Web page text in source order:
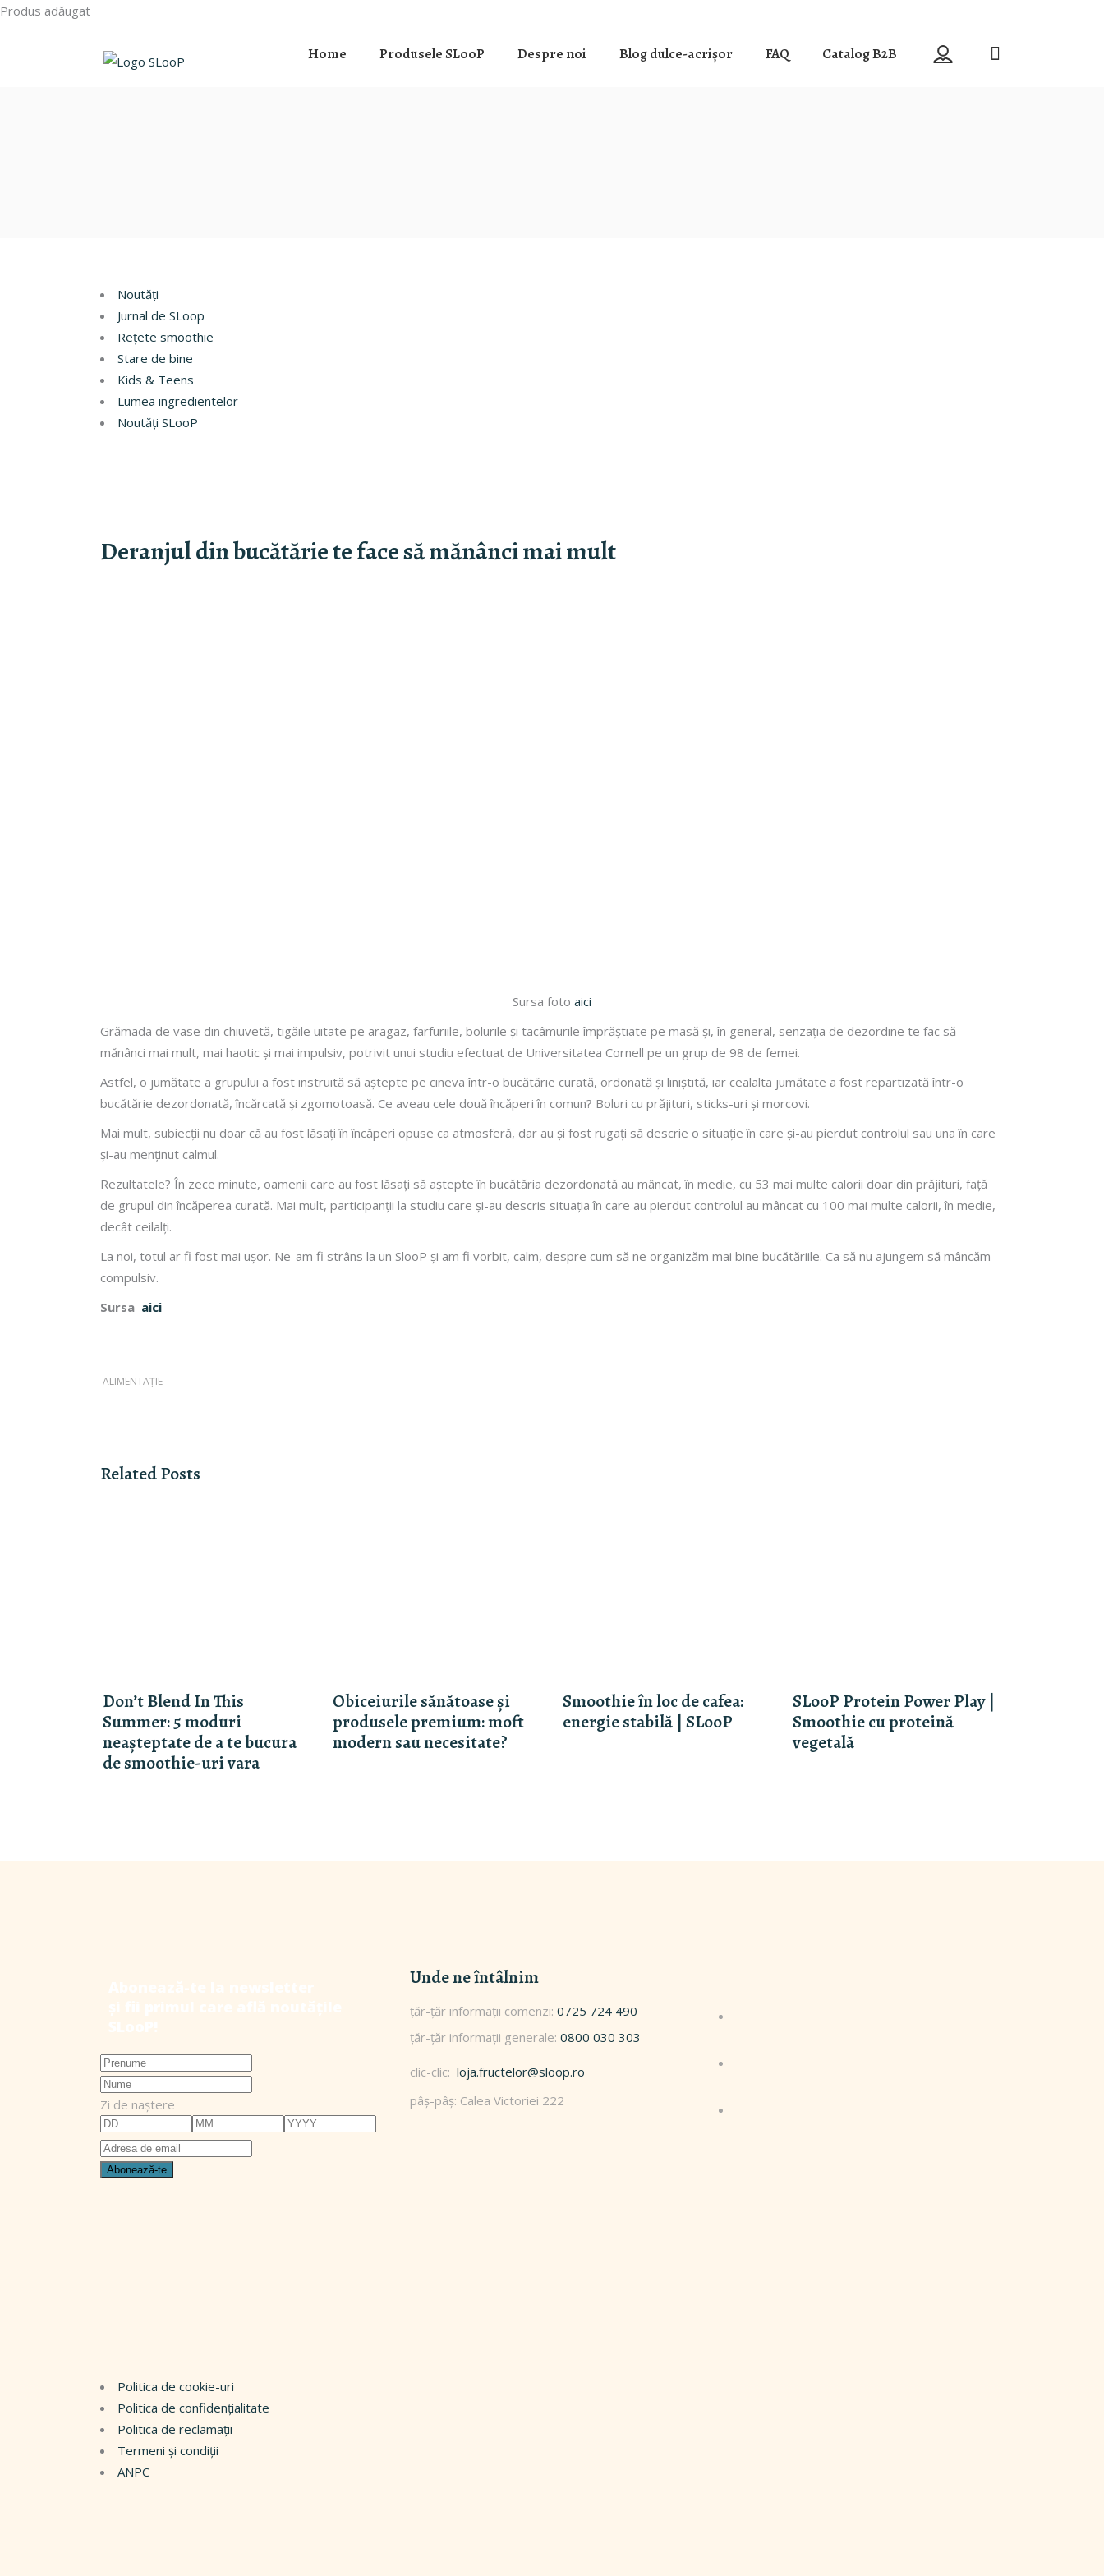
Produs adăugat
Home Produsele SLooP Despre noi Blog dulce-acrișor FAQ Catalog B2B
Noutăți
Jurnal de SLoop
Rețete smoothie
Stare de bine
Kids & Teens
Lumea ingredientelor
Noutăți SLooP
Deranjul din bucătărie te face să mănânci mai mult
Sursa foto aici
Grămada de vase din chiuvetă, tigăile uitate pe aragaz, farfuriile, bolurile și tacâmurile împrăștiate pe masă și, în general, senzația de dezordine te fac să
mănânci mai mult, mai haotic și mai impulsiv, potrivit unui studiu efectuat de Universitatea Cornell pe un grup de 98 de femei.
Astfel, o jumătate a grupului a fost instruită să aștepte pe cineva într-o bucătărie curată, ordonată și liniștită, iar cealalta jumătate a fost repartizată într-o
bucătărie dezordonată, încărcată și zgomotoasă. Ce aveau cele două încăperi în comun? Boluri cu prăjituri, sticks-uri și morcovi.
Mai mult, subiecții nu doar că au fost lăsați în încăperi opuse ca atmosferă, dar au și fost rugați să descrie o situație în care și-au pierdut controlul sau una în care
și-au menținut calmul.
Rezultatele? În zece minute, oamenii care au fost lăsați să aștepte în bucătăria dezordonată au mâncat, în medie, cu 53 mai multe calorii doar din prăjituri, față
de grupul din încăperea curată. Mai mult, participanții la studiu care și-au descris situația în care au pierdut controlul au mâncat cu 100 mai multe calorii, în medie,
decât ceilalți.
La noi, totul ar fi fost mai ușor. Ne-am fi strâns la un SlooP și am fi vorbit, calm, despre cum să ne organizăm mai bine bucătăriile. Ca să nu ajungem să mâncăm
compulsiv.
Sursa aici
ALIMENTAȚIE
Related Posts
Don’t Blend In This
Summer: 5 moduri
neașteptate de a te bucura
de smoothie-uri vara
Obiceiurile sănătoase și
produsele premium: moft
modern sau necesitate?
Smoothie în loc de cafea:
energie stabilă | SLooP
SLooP Protein Power Play |
Smoothie cu proteină
vegetală
Zi de naștere
Unde ne întâlnim
0725 724 490
0800 030 303
clic-clic: loja.fructelor@sloop.ro
Politica de cookie-uri
Politica de confidențialitate
Politica de reclamații
Termeni și condiții
ANPC